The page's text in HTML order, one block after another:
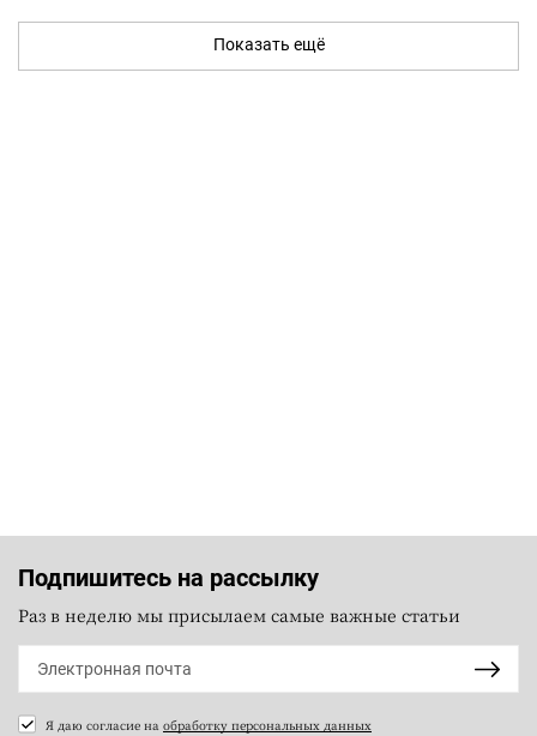
Показать ещё
Подпишитесь на рассылку
Раз в неделю мы присылаем самые важные статьи
Я даю согласие на обработку персональных данных